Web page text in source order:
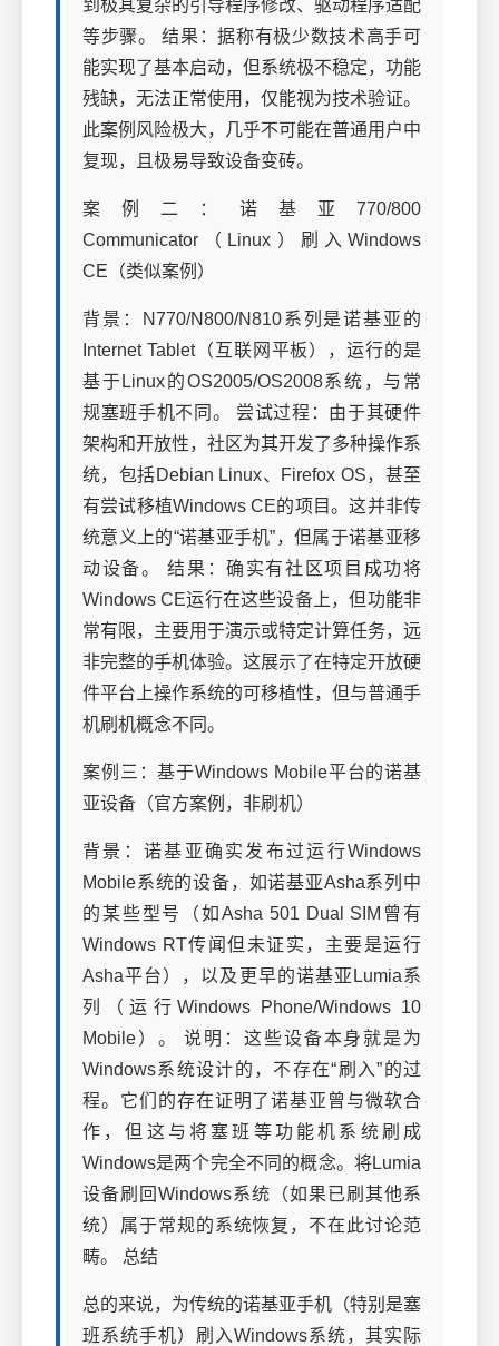
到极其复杂的引导程序修改、驱动程序适配
等步骤。 结果：据称有极少数技术高手可
能实现了基本启动，但系统极不稳定，功能
残缺，无法正常使用，仅能视为技术验证。
此案例风险极大，几乎不可能在普通用户中
复现，且极易导致设备变砖。
案例二：诺基亚770/800
Communicator（Linux）刷入Windows
CE（类似案例）
背景：N770/N800/N810系列是诺基亚的
Internet Tablet（互联网平板），运行的是
基于Linux的OS2005/OS2008系统，与常
规塞班手机不同。 尝试过程：由于其硬件
架构和开放性，社区为其开发了多种操作系
统，包括Debian Linux、Firefox OS，甚至
有尝试移植Windows CE的项目。这并非传
统意义上的“诺基亚手机”，但属于诺基亚移
动设备。 结果：确实有社区项目成功将
Windows CE运行在这些设备上，但功能非
常有限，主要用于演示或特定计算任务，远
非完整的手机体验。这展示了在特定开放硬
件平台上操作系统的可移植性，但与普通手
机刷机概念不同。
案例三：基于Windows Mobile平台的诺基
亚设备（官方案例，非刷机）
背景：诺基亚确实发布过运行Windows
Mobile系统的设备，如诺基亚Asha系列中
的某些型号（如Asha 501 Dual SIM曾有
Windows RT传闻但未证实，主要是运行
Asha平台），以及更早的诺基亚Lumia系
列（运行Windows Phone/Windows 10
Mobile）。 说明：这些设备本身就是为
Windows系统设计的，不存在“刷入”的过
程。它们的存在证明了诺基亚曾与微软合
作，但这与将塞班等功能机系统刷成
Windows是两个完全不同的概念。将Lumia
设备刷回Windows系统（如果已刷其他系
统）属于常规的系统恢复，不在此讨论范
畴。 总结
总的来说，为传统的诺基亚手机（特别是塞
班系统手机）刷入Windows系统，其实际